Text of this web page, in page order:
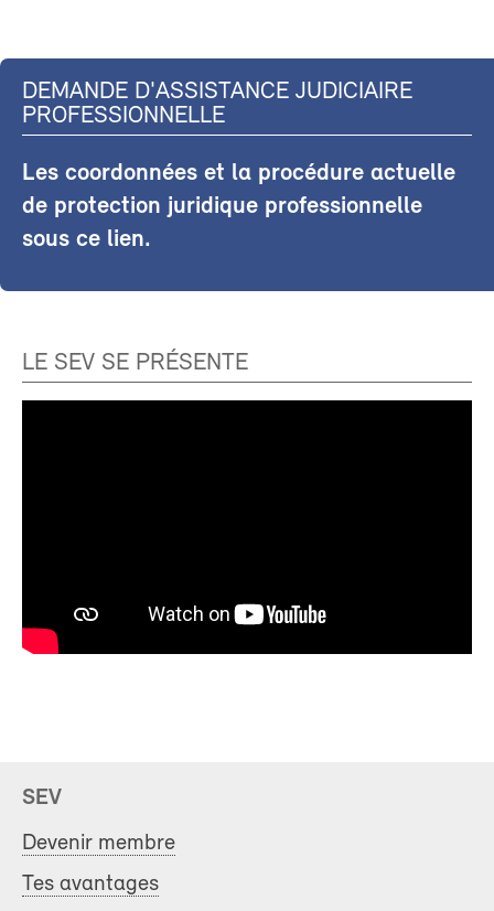
DEMANDE D'ASSISTANCE JUDICIAIRE
PROFESSIONNELLE
Les coordonnées et la procédure actuelle
de protection juridique professionnelle
sous ce lien.
LE SEV SE PRÉSENTE
SEV
Devenir membre
Tes avantages